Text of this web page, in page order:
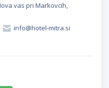
vas pri Markovcih,
info@hotel-mitra.si